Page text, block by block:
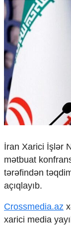
Yaxın Şərq
Avropa
Amerika
Asiya
Afrika
Çarpaz baxış
Təhlil
Siyasi
Geosiyasi
İqtisadi
Araşdırma
Multimedia
Foto
Video
İnfoqrafika
Podcast
İran Xarici İşlər
mətbuat
tərəfindən
açıqlayıb.
Crossmedia.az
xarici media